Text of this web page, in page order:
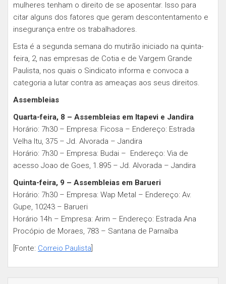
mulheres tenham o direito de se aposentar. Isso para
citar alguns dos fatores que geram descontentamento e
insegurança entre os trabalhadores.
Esta é a segunda semana do mutirão iniciado na quinta-
feira, 2, nas empresas de Cotia e de Vargem Grande
Paulista, nos quais o Sindicato informa e convoca a
categoria a lutar contra as ameaças aos seus direitos.
Assembleias
Quarta-feira, 8 – Assembleias em Itapevi e Jandira
Horário: 7h30 – Empresa: Ficosa – Endereço: Estrada
Velha Itu, 375 – Jd. Alvorada – Jandira
Horário: 7h30 – Empresa: Budai – Endereço: Via de
acesso Joao de Goes, 1.895 – Jd. Alvorada – Jandira
Quinta-feira, 9 – Assembleias em Barueri
Horário: 7h30 – Empresa: Wap Metal – Endereço: Av.
Gupe, 10243 – Barueri
Horário 14h – Empresa: Arim – Endereço: Estrada Ana
Procópio de Moraes, 783 – Santana de Parnaíba
[Fonte: Correio Paulista